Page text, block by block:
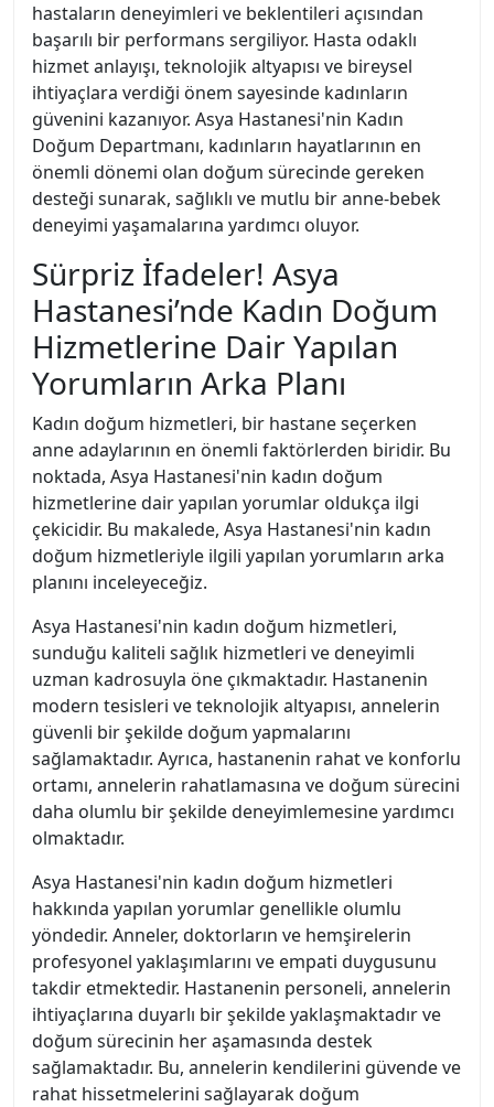
hastaların deneyimleri ve beklentileri açısından
başarılı bir performans sergiliyor. Hasta odaklı
hizmet anlayışı, teknolojik altyapısı ve bireysel
ihtiyaçlara verdiği önem sayesinde kadınların
güvenini kazanıyor. Asya Hastanesi'nin Kadın
Doğum Departmanı, kadınların hayatlarının en
önemli dönemi olan doğum sürecinde gereken
desteği sunarak, sağlıklı ve mutlu bir anne-bebek
deneyimi yaşamalarına yardımcı oluyor.
Sürpriz İfadeler! Asya
Hastanesi’nde Kadın Doğum
Hizmetlerine Dair Yapılan
Yorumların Arka Planı
Kadın doğum hizmetleri, bir hastane seçerken
anne adaylarının en önemli faktörlerden biridir. Bu
noktada, Asya Hastanesi'nin kadın doğum
hizmetlerine dair yapılan yorumlar oldukça ilgi
çekicidir. Bu makalede, Asya Hastanesi'nin kadın
doğum hizmetleriyle ilgili yapılan yorumların arka
planını inceleyeceğiz.
Asya Hastanesi'nin kadın doğum hizmetleri,
sunduğu kaliteli sağlık hizmetleri ve deneyimli
uzman kadrosuyla öne çıkmaktadır. Hastanenin
modern tesisleri ve teknolojik altyapısı, annelerin
güvenli bir şekilde doğum yapmalarını
sağlamaktadır. Ayrıca, hastanenin rahat ve konforlu
ortamı, annelerin rahatlamasına ve doğum sürecini
daha olumlu bir şekilde deneyimlemesine yardımcı
olmaktadır.
Asya Hastanesi'nin kadın doğum hizmetleri
hakkında yapılan yorumlar genellikle olumlu
yöndedir. Anneler, doktorların ve hemşirelerin
profesyonel yaklaşımlarını ve empati duygusunu
takdir etmektedir. Hastanenin personeli, annelerin
ihtiyaçlarına duyarlı bir şekilde yaklaşmaktadır ve
doğum sürecinin her aşamasında destek
sağlamaktadır. Bu, annelerin kendilerini güvende ve
rahat hissetmelerini sağlayarak doğum